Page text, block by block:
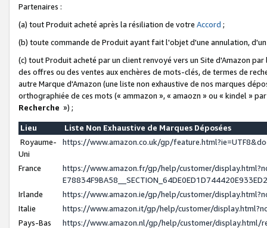
Partenaires :
(a) tout Produit acheté après la résiliation de votre Accord ;
(b) toute commande de Produit ayant fait l'objet d'une annulation,
(c) tout Produit acheté par un client renvoyé vers un Site d'Amazon
des offres ou des ventes aux enchères de mots-clés, de termes de
autre Marque d'Amazon (une liste non exhaustive de nos marques
orthographiée de ces mots (« ammazon », « amaozn » ou « kindel »
Recherche ») ;
Lieu
Liste Non Exhaustive de Marques Déposées
Royaume-
Uni
https://www.amazon.co.uk/gp/
France
https://www.amazon.fr/gp/help/customer/
Irlande
https://www.amazon.ie/gp/help/customer/
Italie
https://www.amazon.it/gp/help/customer/
Pays-Bas
https://www.amazon.nl/gp/help/customer/display.html/